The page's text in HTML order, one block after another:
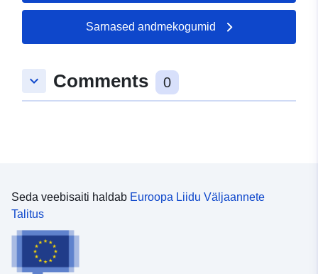
Sarnased andmekogumid
keyboard_arrow_down Comments 0
Seda veebisaiti haldab Euroopa Liidu Väljaannete
Talitus